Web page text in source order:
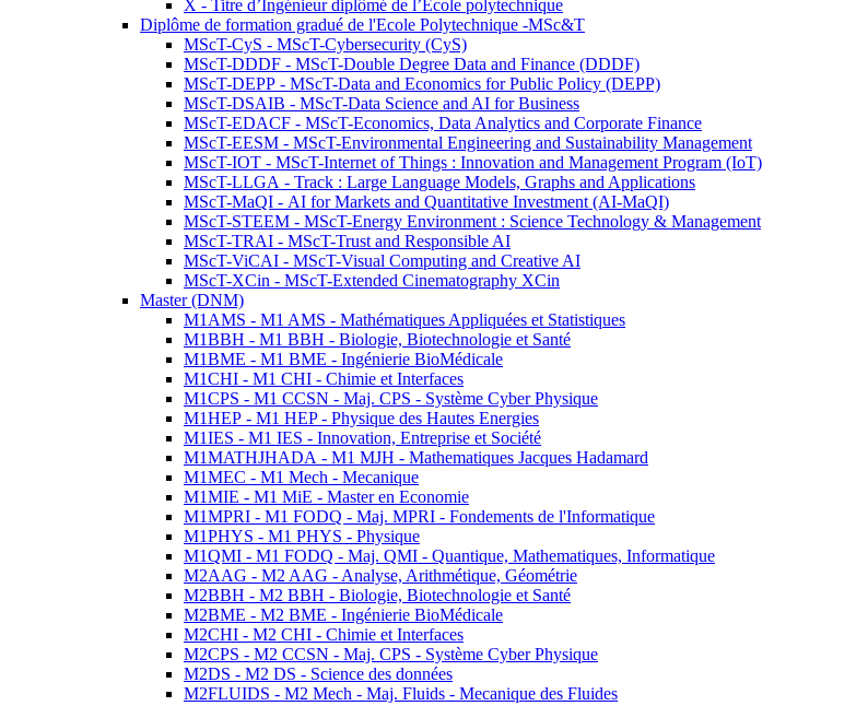
X - Titre d’Ingénieur diplômé de l’École polytechnique
Diplôme de formation gradué de l'Ecole Polytechnique -MSc&T
MScT-CyS - MScT-Cybersecurity (CyS)
MScT-DDDF - MScT-Double Degree Data and Finance (DDDF)
MScT-DEPP - MScT-Data and Economics for Public Policy (DEPP)
MScT-DSAIB - MScT-Data Science and AI for Business
MScT-EDACF - MScT-Economics, Data Analytics and Corporate Finance
MScT-EESM - MScT-Environmental Engineering and Sustainability Management
MScT-IOT - MScT-Internet of Things : Innovation and Management Program (IoT)
MScT-LLGA - Track : Large Language Models, Graphs and Applications
MScT-MaQI - AI for Markets and Quantitative Investment (AI-MaQI)
MScT-STEEM - MScT-Energy Environment : Science Technology & Management
MScT-TRAI - MScT-Trust and Responsible AI
MScT-ViCAI - MScT-Visual Computing and Creative AI
MScT-XCin - MScT-Extended Cinematography XCin
Master (DNM)
M1AMS - M1 AMS - Mathématiques Appliquées et Statistiques
M1BBH - M1 BBH - Biologie, Biotechnologie et Santé
M1BME - M1 BME - Ingénierie BioMédicale
M1CHI - M1 CHI - Chimie et Interfaces
M1CPS - M1 CCSN - Maj. CPS - Système Cyber Physique
M1HEP - M1 HEP - Physique des Hautes Energies
M1IES - M1 IES - Innovation, Entreprise et Société
M1MATHJHADA - M1 MJH - Mathematiques Jacques Hadamard
M1MEC - M1 Mech - Mecanique
M1MIE - M1 MiE - Master en Economie
M1MPRI - M1 FODQ - Maj. MPRI - Fondements de l'Informatique
M1PHYS - M1 PHYS - Physique
M1QMI - M1 FODQ - Maj. QMI - Quantique, Mathematiques, Informatique
M2AAG - M2 AAG - Analyse, Arithmétique, Géométrie
M2BBH - M2 BBH - Biologie, Biotechnologie et Santé
M2BME - M2 BME - Ingénierie BioMédicale
M2CHI - M2 CHI - Chimie et Interfaces
M2CPS - M2 CCSN - Maj. CPS - Système Cyber Physique
M2DS - M2 DS - Science des données
M2FLUIDS - M2 Mech - Maj. Fluids - Mecanique des Fluides